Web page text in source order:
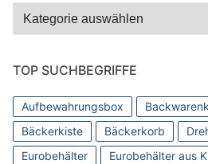
Kategorien
TOP SUCHBEGRIFFE
Aufbewahrungsbox
Bäckerkiste
Bäckerkorb
Eurobehälter
Eurobehälter aus